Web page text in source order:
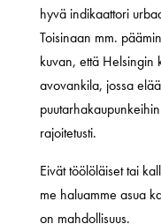
hyvä indikaattori
Toisinaan mm.
kuvan, että Helsingin
avovankila, jossa
rajoitetusti.
Eivät töölöläiset tai
me haluamme asua
on mahdollisuus.